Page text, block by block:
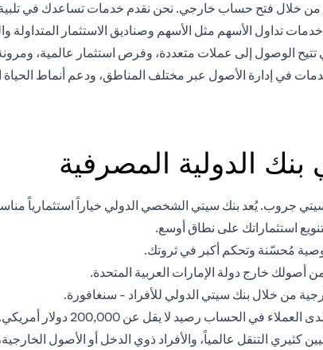
خلال فتح حساب خارجي. نحن نقدم خدمات تساعدك في تلبية
تداول الأسهم مثل الأسهم وصناديق الاستثمار المتداولة
الوصول إلى عملات متعددة، وفرص استثمار عالمية، ومرونة
في إدارة الأصول عبر مختلف المناطق، ودعم أنماط الحياة
الدولية المصرفية
جروب. يُعد بنك سيتي الشخصي الدولي خياراً استثمارياً
استثماراتك على نطاق أوسع.
مُحسّنة وتحكم أكبر في ثروتك.
أصولك خارج دولة الإمارات العربية المتحدة.
من خلال بنك سيتي الدولي للأفراد - سنغافورة.
في الحساب رصيد لا يقل عن 200,000 دولار أمريكي.
كثيري التنقل عالمياً، والأفراد ذوي الدخل أو الأصول